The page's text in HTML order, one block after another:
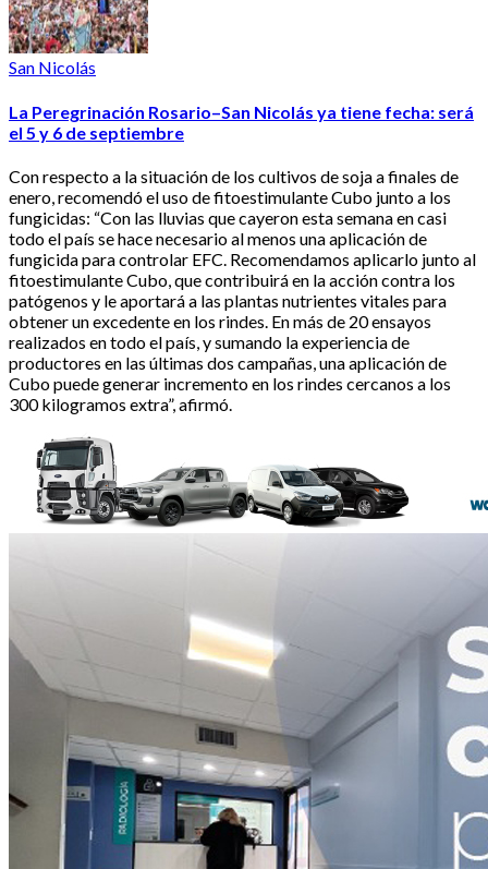
San Nicolás
La Peregrinación Rosario–San Nicolás ya tiene fecha: será
el 5 y 6 de septiembre
Con respecto a la situación de los cultivos de soja a finales de
enero, recomendó el uso de fitoestimulante Cubo junto a los
fungicidas: “Con las lluvias que cayeron esta semana en casi
todo el país se hace necesario al menos una aplicación de
fungicida para controlar EFC. Recomendamos aplicarlo junto al
fitoestimulante Cubo, que contribuirá en la acción contra los
patógenos y le aportará a las plantas nutrientes vitales para
obtener un excedente en los rindes. En más de 20 ensayos
realizados en todo el país, y sumando la experiencia de
productores en las últimas dos campañas, una aplicación de
Cubo puede generar incremento en los rindes cercanos a los
300 kilogramos extra”, afirmó.